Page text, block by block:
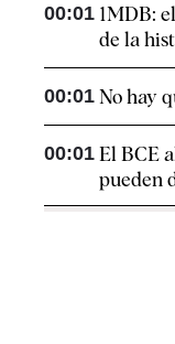
00:01 1MDB:
de la
00:01 No hay
00:01 El BCE
pueden